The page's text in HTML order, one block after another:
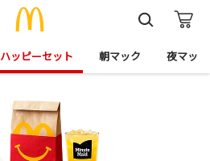
ハッピーセット 朝マック 夜マック